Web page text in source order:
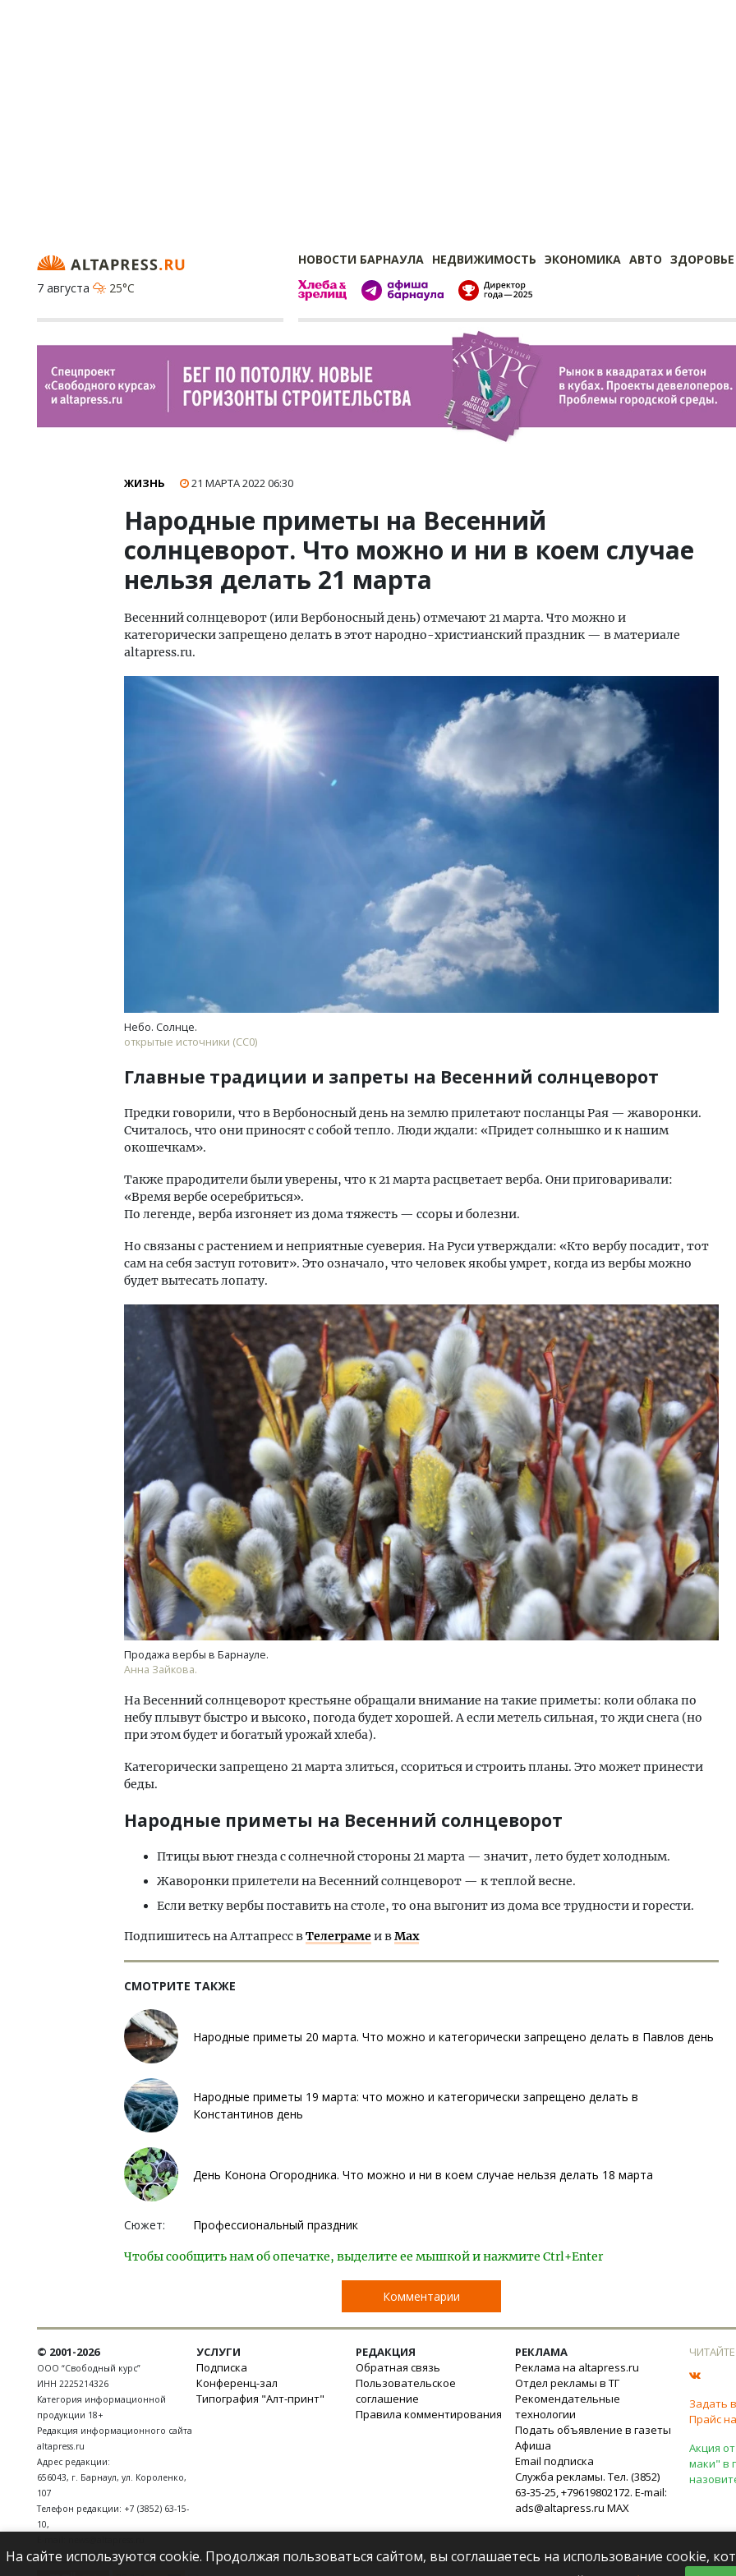
НОВОСТИ БАРНАУЛА НЕДВИЖИМОСТЬ ЭКОНОМИКА АВТО ЗДОРОВЬЕ
7 августа
25°C
ЖИЗНЬ 21 МАРТА 202206:30
Народные приметы на Весенний
солнцеворот. Что можно и ни в коем случае
нельзя делать 21 марта
Весенний солнцеворот (или Вербоносный день) отмечают 21 марта. Что можно и
категорически запрещено делать в этот народно-христианский праздник — в материале
altapress.ru.
Небо. Солнце.
открытые источники (CC0)
Главные традиции и запреты на Весенний солнцеворот
Предки говорили, что в Вербоносный день на землю прилетают посланцы Рая — жаворонки.
Считалось, что они приносят с собой тепло. Люди ждали: «Придет солнышко и к нашим
окошечкам».
Также прародители были уверены, что к 21 марта расцветает верба. Они приговаривали:
«Время вербе осеребриться».
По легенде, верба изгоняет из дома тяжесть — ссоры и болезни.
Но связаны с растением и неприятные суеверия. На Руси утверждали: «Кто вербу посадит, тот
сам на себя заступ готовит». Это означало, что человек якобы умрет, когда из вербы можно
будет вытесать лопату.
Продажа вербы в Барнауле.
Анна Зайкова.
На Весенний солнцеворот крестьяне обращали внимание на такие приметы: коли облака по
небу плывут быстро и высоко, погода будет хорошей. А если метель сильная, то жди снега (но
при этом будет и богатый урожай хлеба).
Категорически запрещено 21 марта злиться, ссориться и строить планы. Это может принести
беды.
Народные приметы на Весенний солнцеворот
Птицы вьют гнезда с солнечной стороны 21 марта — значит, лето будет холодным.
Жаворонки прилетели на Весенний солнцеворот — к теплой весне.
Если ветку вербы поставить на столе, то она выгонит из дома все трудности и горести.
Подпишитесь на Алтапресс вТелеграмеи вMax
СМОТРИТЕ ТАКЖЕ
Народные приметы 20 марта. Что можно и категорически запрещено делать в Павлов день
Народные приметы 19 марта: что можно и категорически запрещено делать в
Константинов день
День Конона Огородника. Что можно и ни в коем случае нельзя делать 18 марта
Сюжет: Профессиональный праздник
Чтобы сообщить нам об опечатке, выделите ее мышкой и нажмите Ctrl+Enter
Комментарии
Архитектурный код начинается с
земли. Мощение крупноформатными
плитами становится новым
стандартом благоустройства
СТРОИТЕЛЬСТВО
© 2001-2026
ООО “Свободный курс”
ИНН 2225214326
Категория информационной
продукции 18+
Редакция информационного сайта
altapress.ru
Адрес редакции:
656043, г. Барнаул, ул. Короленко,
107
Телефон редакции: +7 (3852) 63-15-
10,
УСЛУГИ
Подписка
Конференц-зал
Типография "Алт-принт"
РЕДАКЦИЯ
Обратная связь
Пользовательское
соглашение
Правила комментирования
РЕКЛАМА
Реклама на altapress.ru
Отдел рекламы в ТГ
Рекомендательные
технологии
Подать объявление в газеты
Афиша
Email подписка
Служба рекламы. Тел. (3852)
63-35-25, +79619802172. E-mail:
ads@altapress.ru MAX
Задать
Прайс
Акция
маки" в
На сайте используются cookie. Продолжая пользоваться сайтом, вы соглашаетесь на использование cookie,